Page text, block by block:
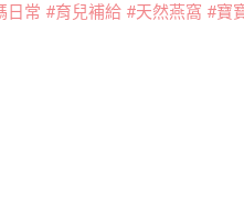
日常 #育兒補給 #天然燕窩 #寶